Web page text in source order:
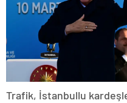
Trafik, İstanbullu